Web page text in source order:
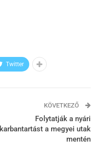
Twitter
KÖVETKEZŐ
Folytatják a nyári
karbantartást a megyei utak
mentén